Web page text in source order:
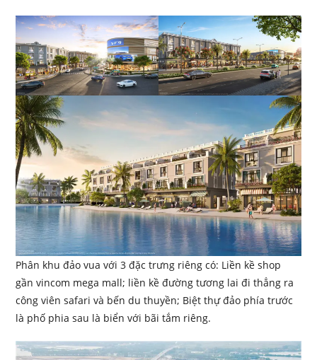
Phân khu đảo vua với 3 đặc trưng riêng có: Liền kề shop
gần vincom mega mall; liền kề đường tương lai đi thẳng ra
công viên safari và bến du thuyền; Biệt thự đảo phía trước
là phố phia sau là biển với bãi tắm riêng.